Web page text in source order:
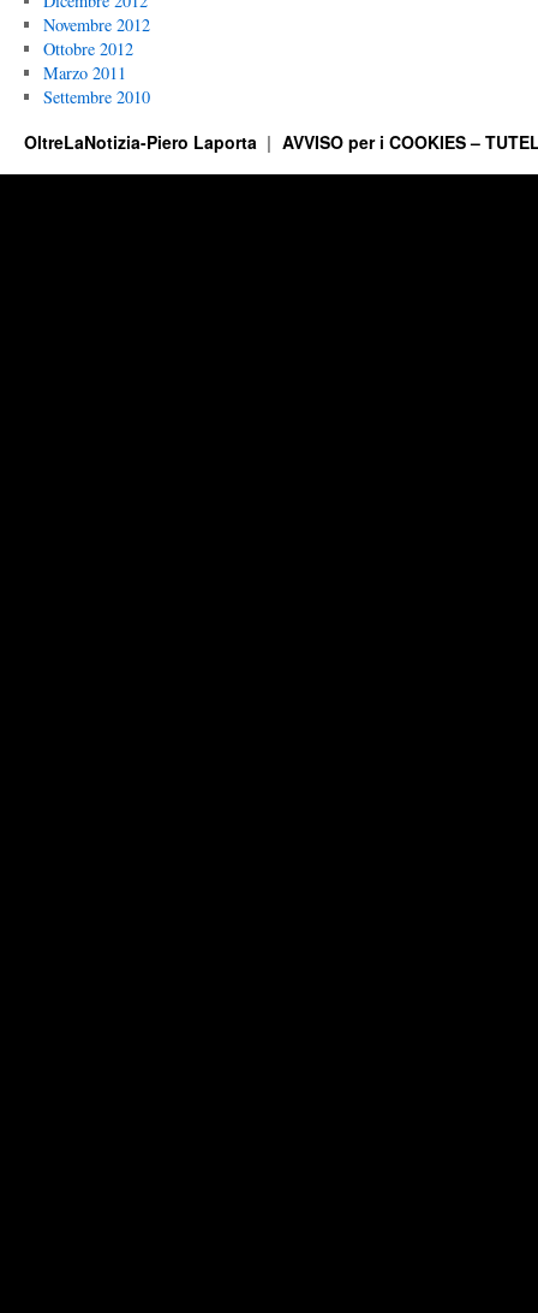
Novembre 2012
Ottobre 2012
Marzo 2011
Settembre 2010
OltreLaNotizia-Piero Laporta AVVISO per i COOKIES –